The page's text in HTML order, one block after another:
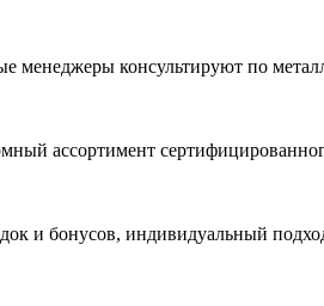
менеджеры консультируют по
ассортимент
и бонусов, индивидуальный